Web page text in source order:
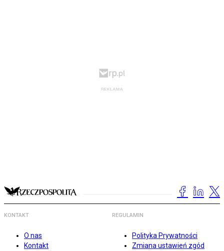
KONTAKT
O nas
Kontakt
REGULAMIN
Polityka Prywatności
Zmiana ustawień zgód